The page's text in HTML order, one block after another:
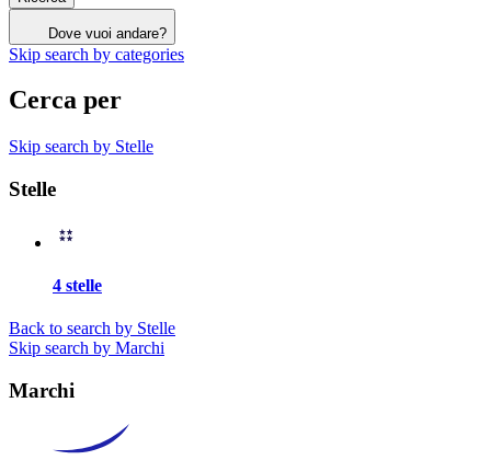
Dove vuoi andare?
Skip search by categories
Cerca per
Skip search by Stelle
Stelle
4 stelle
Back to search by Stelle
Skip search by Marchi
Marchi